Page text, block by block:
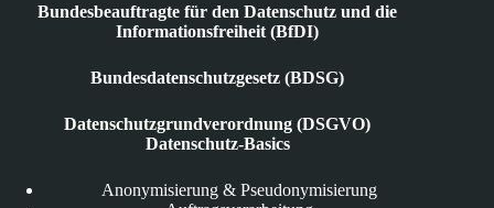
Bundesbeauftragte für den Datenschutz und die
Informationsfreiheit (BfDI)
Bundesdatenschutzgesetz (BDSG)
Datenschutzgrundverordnung (DSGVO)
Datenschutz-Basics
Anonymisierung & Pseudonymisierung